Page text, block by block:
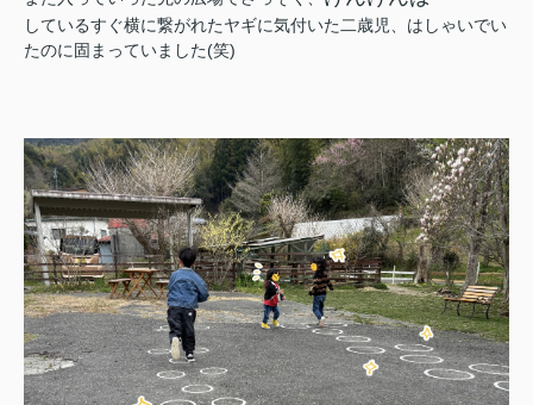
しているすぐ横に繋がれたヤギに気付いた二歳児、はしゃいでい
たのに固まっていました(笑)